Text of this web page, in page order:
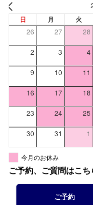
日 月 火
26 27 28
2 3 4
9 10 11
16 17 18
23 24 25
30 31 1
今月のお休み
ご予約、ご質問はこち
ご予約